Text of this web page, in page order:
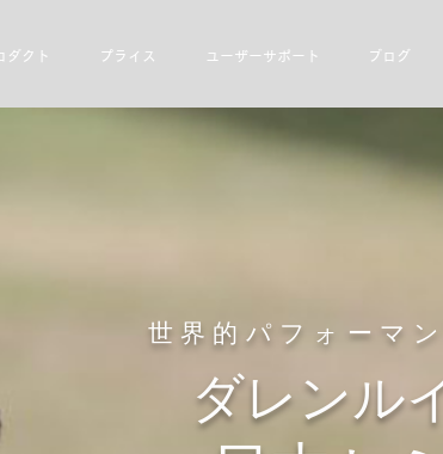
ダクト プライス ユーザーサポート ブログ
世界的パフォーマ
ダレンル